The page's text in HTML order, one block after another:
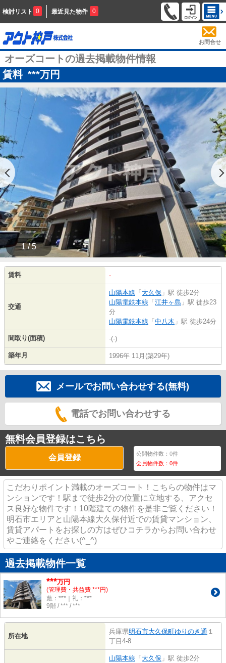
検討リスト 0 最近見た物件 0
お問合せ
オーズコートの過去掲載物件情報
賃料 ***万円
1 / 5
賃料 -
交通
山陽本線 「 大久保 」駅 徒歩2分
山陽電鉄本線 「 江井ヶ島 」駅 徒歩23
分
山陽電鉄本線 「 中八木 」駅 徒歩24分
間取り(面積) -(-)
築年月 1996年 11月(築29年)
メールでお問い合わせする(無料)
電話でお問い合わせする
無料会員登録はこちら
会員登録 公開物件数：0件
会員物件数：0件
こだわりポイント満載のオーズコート！こちらの物件はマ
ンションです！駅まで徒歩2分の位置に立地する、アクセ
ス良好な物件です！10階建ての物件を是非ご覧ください！
明石市エリアと山陽本線大久保付近での賃貸マンション、
賃貸アパートをお探しの方はぜひコチラからお問い合わせ
やご連絡をください(^_^)
過去掲載物件一覧
***万円
(管理費・共益費 ***円)
敷：***｜礼：***
9階 / *** / ***
所在地
兵庫県明石市大久保町ゆりのき通 １
丁目4-8
山陽本線 「 大久保 」駅 徒歩2分